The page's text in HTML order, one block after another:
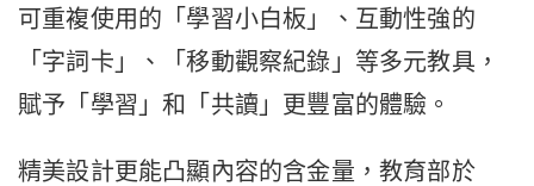
可重複使用的「學習小白板」、互動性強的
「字詞卡」、「移動觀察紀錄」等多元教具，
賦予「學習」和「共讀」更豐富的體驗。
精美設計更能凸顯內容的含金量，教育部於